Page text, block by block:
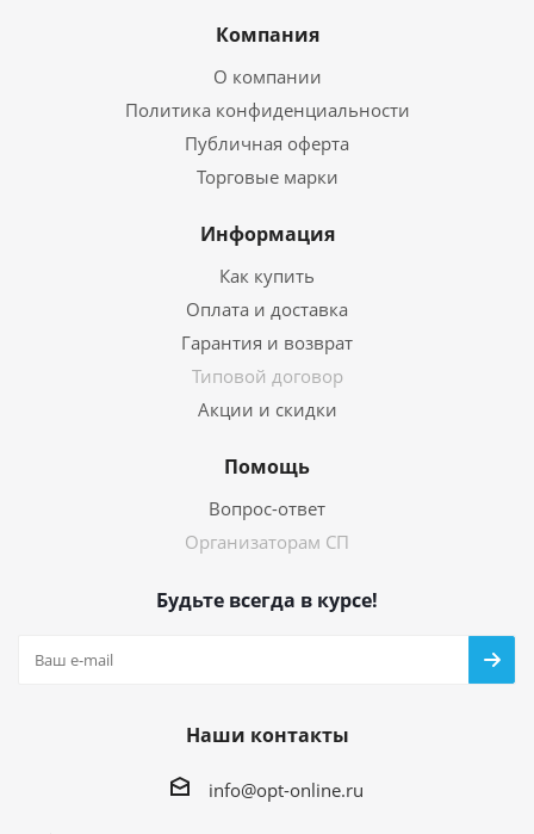
Компания
О компании
Политика конфиденциальности
Публичная оферта
Торговые марки
Информация
Как купить
Оплата и доставка
Гарантия и возврат
Типовой договор
Акции и скидки
Помощь
Вопрос-ответ
Организаторам СП
Будьте всегда в курсе!
Наши контакты
info@opt-online.ru